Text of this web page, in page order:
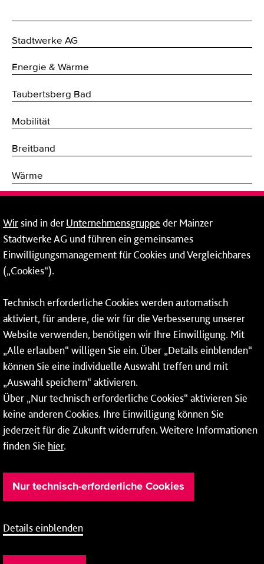
Stadtwerke AG
Energie & Wärme
Taubertsberg Bad
Mobilität
Breitband
Wärme
Erneuerbare Energien
Netze
Rheinallee 41
55118 Mainz
Tel.:06131 - 12 78 78
Fax: 06131 - 12 78 77
Wirsind in derUnternehmensgruppe der Mainzer
Stadtwerke AG und führen ein gemeinsames
Einwilligungsmanagement für Cookies und Vergleichbares
(„Cookies“).
Technisch erforderliche Cookies werden automatisch
aktiviert, für andere, die wir für die Verbesserung unserer
Website verwenden, benötigen wir Ihre Einwilligung. Mit
„Alle erlauben“ willigen Sie ein. Über „Details einblenden“
können Sie eine individuelle Auswahl treffen und mit
„Auswahl speichern“ aktivieren.
Über „Nur technisch erforderliche Cookies“ aktivieren Sie
keine anderen Cookies. Ihre Einwilligung können Sie
jederzeit für die Zukunft widerrufen. Weitere Informationen
finden Sie hier.
Nur technisch-erforderliche Cookies
Details einblenden